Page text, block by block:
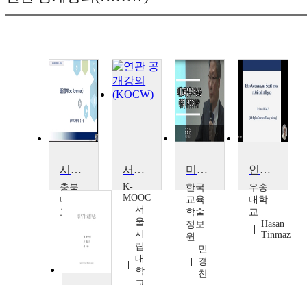
시민사회와 거버넌스
충북
대학
교
서울 거버넌스 2020
K-
MOOC
서
울
시
립
대
학
미래교육 정책 거버넌스는 어떻게 바뀌어야 하나
한국
교육
학술
정보
원
민
경
찬
인공지능의 윤리, 거버넌스 및 사회적 영향
우송
대학
교
Hasan
Tinmaz